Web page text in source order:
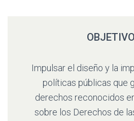
de
Convención
con
Promover el
de autoridades
sobre las
hacia las